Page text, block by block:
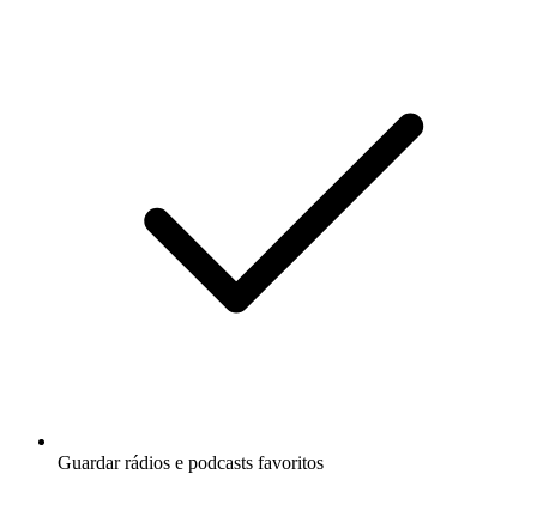
Guardar rádios e podcasts favoritos